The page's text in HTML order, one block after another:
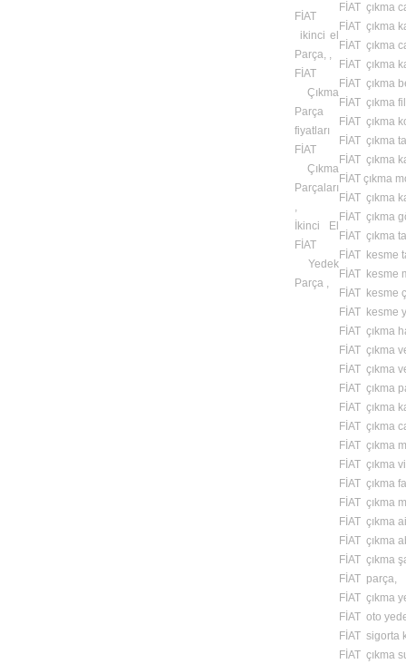
FİAT
ikinci el
Parça, ,
FİAT
Çıkma
Parça
fiyatları
FİAT
Çıkma
Parçaları
,
İkinci El
FİAT
Yedek
Parça ,
FİAT çıkma
FİAT çıkma
FİAT çıkma
FİAT çıkma
FİAT çıkma
FİAT çıkma
FİAT çıkma
FİAT çıkma
FİAT çıkma
FİAT çıkma
FİAT çıkma
FİAT çıkma
FİAT çıkma
FİAT kesme
FİAT kesme
FİAT kesme
FİAT kesme
FİAT çıkma
FİAT çıkma
FİAT çıkma
FİAT çıkma
FİAT çıkma
FİAT çıkma
FİAT çıkma
FİAT çıkma
FİAT çıkma
FİAT çıkma
FİAT çıkma
FİAT çıkma
FİAT çıkma
FİAT parça,
FİAT çıkma
FİAT oto
FİAT sigorta
FİAT çıkma